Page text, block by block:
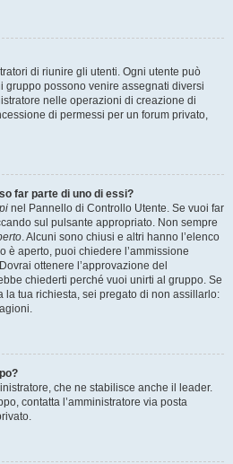
di riunire gli utenti. Ogni utente può
gruppo possono venire assegnati diversi
nelle operazioni di creazione di
di permessi per un forum privato,
far parte di uno di essi?
nel Pannello di Controllo Utente. Se vuoi far
sul pulsante appropriato. Non sempre
. Alcuni sono chiusi e altri hanno l’elenco
è aperto, puoi chiedere l’ammissione
ottenere l’approvazione del
chiederti perché vuoi unirti al gruppo. Se
la tua richiesta, sei pregato di non assillarlo:
che ne stabilisce anche il leader.
contatta l’amministratore via posta